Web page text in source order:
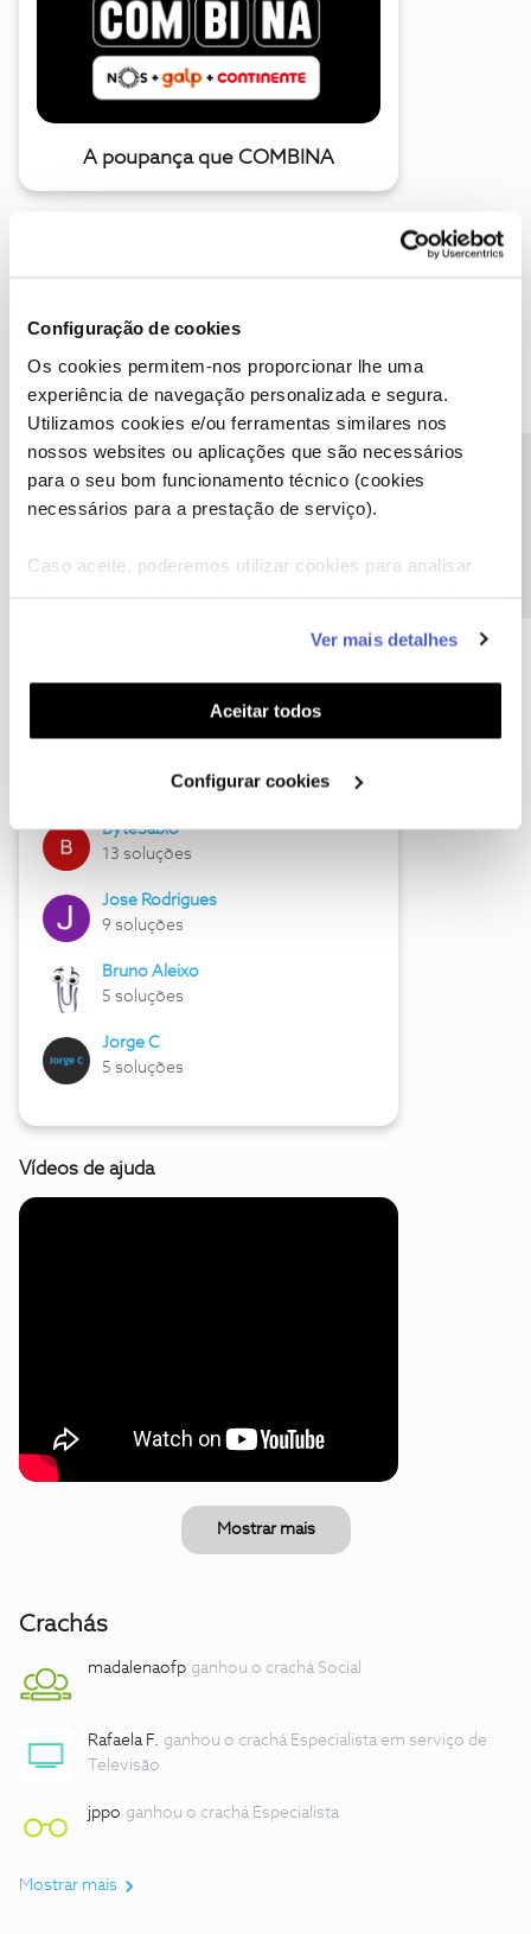
Configuração de cookies
Os cookies permitem-nos proporcionar lhe uma
experiência de navegação personalizada e segura.
Utilizamos cookies e/ou ferramentas similares nos
nossos websites ou aplicações que são necessários
para o seu bom funcionamento técnico (cookies
necessários para a prestação de serviço).
Caso aceite, poderemos utilizar cookies para analisar
funcionalidades (cookies de personalização e
funcionalidade) e adaptar anúncios aos seus interesses
(cookies de publicidade personalizada). Pode gerir a
utilização dos cookies clicando em "Configurar
Ver mais detalhes
Aceitar todos
Configurar cookies
A poupança que COMBINA
Descubra as novidades de julho
Hall of Fame de julho
17 soluções
ByteSábio
13 soluções
Jose Rodrigues
9 soluções
Bruno Aleixo
5 soluções
Jorge C
5 soluções
Vídeos de ajuda
Mostrar mais
Crachás
madalenaofp ganhou o crachá Social
Rafaela F. ganhou o crachá Especialista em serviço de
Televisão
jppo ganhou o crachá Especialista
Mostrar mais